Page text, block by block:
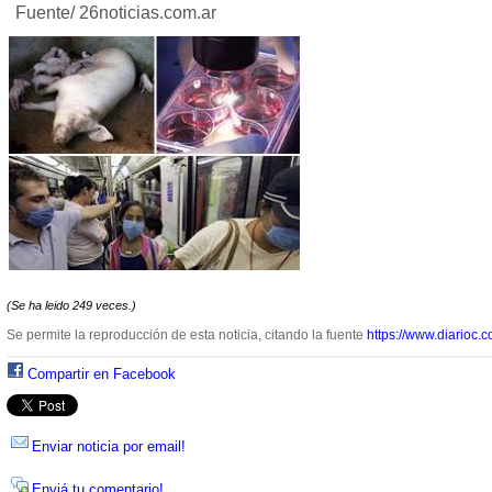
Fuente/ 26noticias.com.ar
(Se ha leido 249 veces.)
Se permite la reproducción de esta noticia, citando la fuente https://
Compartir en Facebook
Enviar noticia por email!